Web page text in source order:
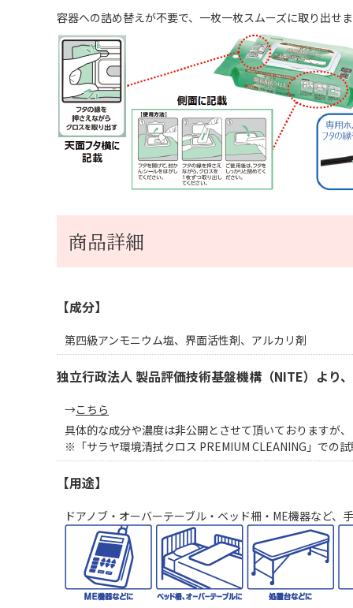
容器への詰め替えが不要で、一枚一枚スムーズに取り出せ
商品詳細
【成分】
第四級アンモニウム塩、界面活性剤、アルカリ剤
独立行政法人 製品評価技術基盤機構（NITE）より
→こちら
具体的な成分や濃度は非公開とさせて頂いておりますが
※「サラヤ環境清拭クロス PREMIUM CLEANING」での
【用途】
ドアノブ・オーバーテーブル・ベッド柵・ME機器など、